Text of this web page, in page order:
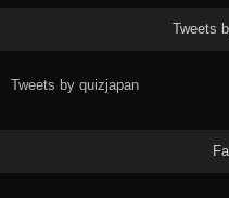
Tweets
Tweets by quizjapan